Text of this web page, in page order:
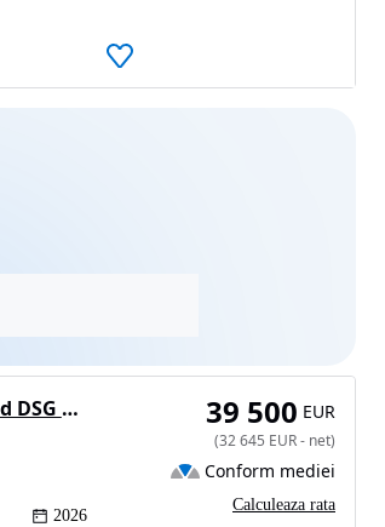
Volkswagen Tiguan 1.5 TSI eHybrid DSG PHEV Life
2026
39 500 EUR
(32 645 EUR- net)
Conform mediei
Calculeaza rata